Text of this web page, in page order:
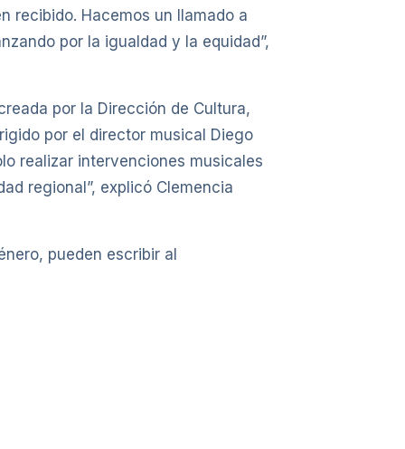
recibido. Hacemos un llamado a
por la igualdad y la equidad”,
por la Dirección de Cultura,
por el director musical Diego
realizar intervenciones musicales
regional”, explicó Clemencia
pueden escribir al